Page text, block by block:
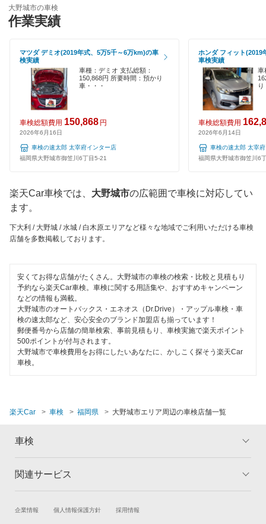
嘉麻市
久留米市
古賀市
田川郡
田川市
筑後市
筑紫野市
中間市
直方市
福津市
豊前市
三潴郡
京都郡
みやま市
宗像市
輸入車OK
ハイブリッド車OK
EV車OK
120分以内の車検
1日車検
夜間受付
整備保証
コンピューター診断
GTNET×カフェ車検
出光興産「らくらく安心車検」
エネフリ車検
くるまクリニック
安心WE！車検
大野城市の車検
作業実績
マツダ デミオ(2019年式、5万5千～6万km)の車
検実績
車種：デミオ 支払総額：
150,868円 所要時間：預かり
車・・・
車検総額費用 150,868 円
2026年6月16日
車検の速太郎 太宰府インター店
福岡県大野城市御笠川6丁目5-21
ホンダ フィット(2019
車検実績
車
車検総額費用
2026年6月14日
車検の速太郎 太宰
福岡県大野城市御笠川6
楽天Car車検では、 大野城市の広範囲で車検に対応してい
ます。
下大利 / 大野城 / 水城 / 白木原エリアなど様々な地域でご利用いただける車検
店舗を多数掲載しております。
安くてお得な店舗がたくさん。大野城市の車検の検索・比較と見積もり
予約なら楽天Car車検。車検に関する用語集や、おすすめキャンペーン
などの情報も満載。
大野城市のオートバックス・エネオス（Dr.Drive）・アップル車検・車
検の速太郎など、安心安全のブランド加盟店も揃っています！
郵便番号から店舗の簡単検索、事前見積もり、車検実施で楽天ポイント
500ポイントが付与されます。
大野城市で車検費用をお得にしたいあなたに、かしこく探そう楽天Car
車検。
楽天Car 車検 福岡県 大野城市エリア周辺の車検店舗一覧
車検
トップ
車検の基礎知識 キャンペーン一覧
関連サービス
試乗・商談 新車購入
企業情報 個人情報保護方針 採用情報